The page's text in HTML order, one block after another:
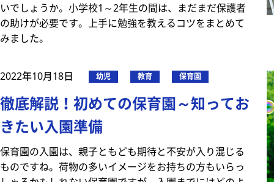
いでしょうか。小学校1～2年生の間は、まだまだ保護者
の助けが必要です。上手に勉強を教えるコツをまとめて
みました。
2022年10月18日 幼児 教育 保育園
徹底解説！初めての保育園～知ってお
きたい入園準備
保育園の入園は、親子ともども期待と不安が入り混じる
ものですね。荷物の多いイメージをお持ちの方もいらっ